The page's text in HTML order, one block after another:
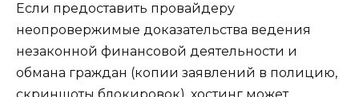
Если предоставить провайдеру
неопровержимые доказательства ведения
незаконной финансовой деятельности и
обмана граждан (копии заявлений в полицию,